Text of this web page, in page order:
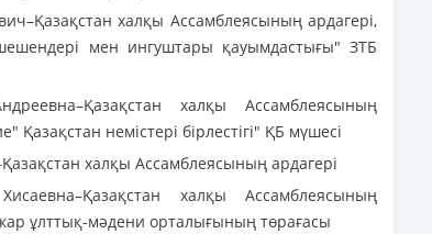
халқы Ассамблеясының ардагері,
мен ингуштары қауымдастығы" ЗТБ
халқы Ассамблеясының
Қазақстан немістері бірлестігі" ҚБ мүшесі
халқы Ассамблеясының ардагері
халқы Ассамблеясының
ұлттық-мәдени орталығының төрағасы